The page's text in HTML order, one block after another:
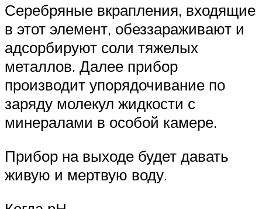
Серебряные вкрапления, входящие
в этот элемент, обеззараживают и
адсорбируют соли тяжелых
металлов. Далее прибор
производит упорядочивание по
заряду молекул жидкости с
минералами в особой камере.
Прибор на выходе будет давать
живую и мертвую воду.